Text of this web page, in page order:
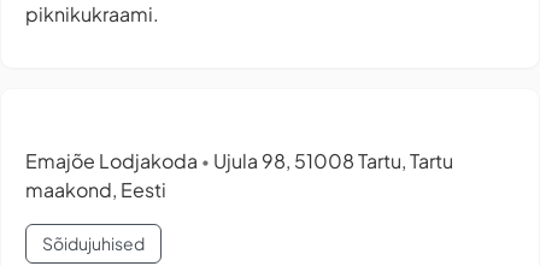
piknikukraami.
Emajõe Lodjakoda • Ujula 98, 51008 Tartu, Tartu
maakond, Eesti
Sõidujuhised